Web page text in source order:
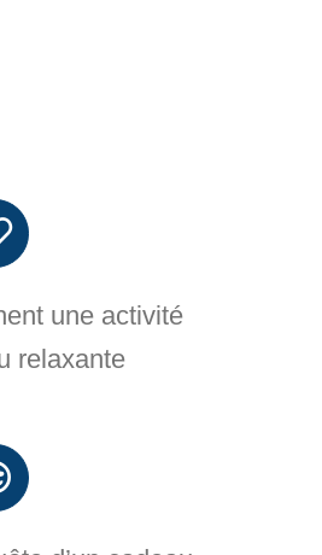
une activité
relaxante